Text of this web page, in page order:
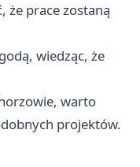
że prace zostaną
wiedząc, że
, warto
projektów.